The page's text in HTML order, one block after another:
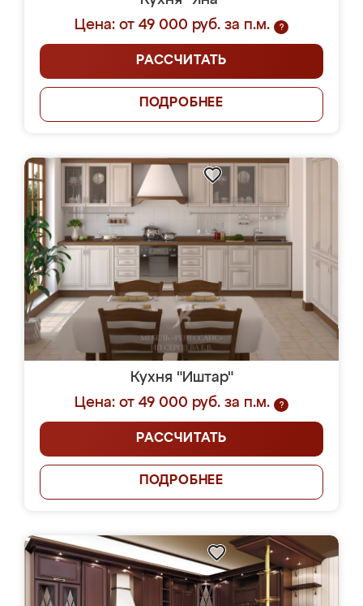
Цена: от 49 000 руб. за п.м.
?
РАССЧИТАТЬ
ПОДРОБНЕЕ
Кухня "Иштар"
Цена: от 49 000 руб. за п.м.
?
РАССЧИТАТЬ
ПОДРОБНЕЕ